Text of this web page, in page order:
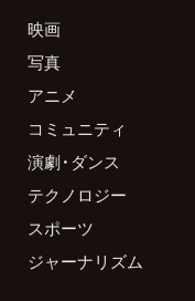
映画
写真
アニメ
コミュニティ
演劇・ダンス
テクノロジー
スポーツ
ジャーナリズム